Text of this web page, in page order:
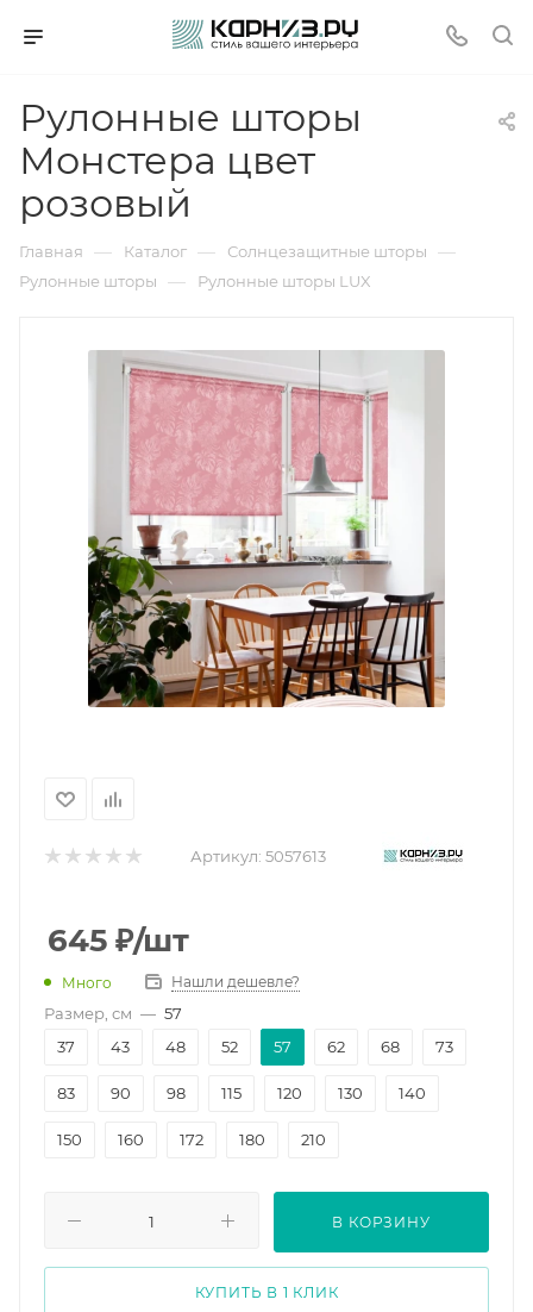
Рулонные шторы
Монстера цвет
розовый
Главная — Каталог — Солнцезащитные шторы —
Рулонные шторы — Рулонные шторы LUX
Артикул: 5057613
645 ₽/шт
Много Нашли дешевле?
Размер, см — 57
37
43 48 52 57 62 68 73
83 90 98 115 120 130 140
150 160 172 180 210
В КОРЗИНУ
КУПИТЬ В 1 КЛИК